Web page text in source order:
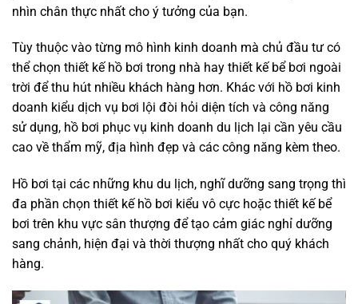
nhìn chân thực nhất cho ý tưởng của bạn.
Tùy thuộc vào từng mô hình kinh doanh mà chủ đầu tư có
thể chọn thiết kế hồ bơi trong nhà hay thiết kế bể bơi ngoài
trời để thu hút nhiều khách hàng hơn. Khác với hồ bơi kinh
doanh kiểu dịch vụ bơi lội đòi hỏi diện tích và công năng
sử dụng, hồ bơi phục vụ kinh doanh du lịch lại cần yêu cầu
cao về thẩm mỹ, địa hình đẹp và các công năng kèm theo.
Hồ bơi tại các những khu du lịch, nghĩ dưỡng sang trọng thì
đa phần chọn thiết kế hồ bơi kiểu vô cực hoặc thiết kế bể
bơi trên khu vực sân thượng để tạo cảm giác nghỉ dưỡng
sang chảnh, hiện đại và thời thượng nhất cho quý khách
hàng.